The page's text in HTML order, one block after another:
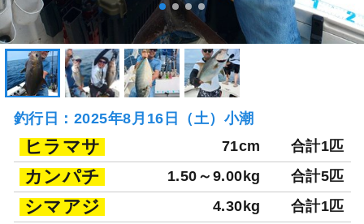
釣行日：2025年8月16日（土）小潮
ヒラマサ 71cm 合計1匹
カンパチ 1.50～9.00kg 合計5匹
シマアジ 4.30kg 合計1匹